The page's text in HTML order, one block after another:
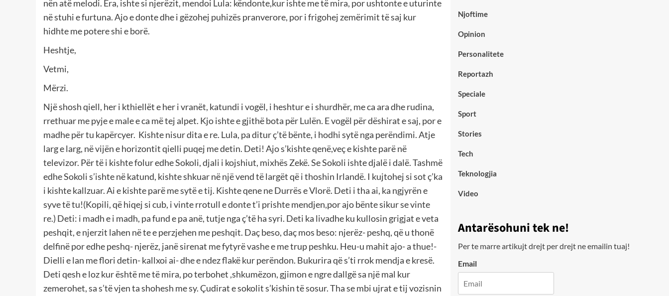
nën atë melodi. Era, ishte si njerëzit, mendoi Lula: këndonte,kur ishte me të mira, por ushtonte e uturinte
në stuhi e furtuna. Ajo e donte dhe i gëzohej puhizës pranverore, por i frigohej zemërimit të saj kur
hidhte me potere shi e borë.
Heshtje,
Vetmi,
Mërzi.
Një shosh qiell, her i kthiellët e her i vranët, katundi i vogël, i heshtur e i shurdhër, me ca ara dhe rudina,
rrethuar me pyje e male e ca më tej alpet. Kjo ishte e gjithë bota për Lulën. E vogël për dëshirat e saj, por e
madhe për tu kapërcyer. Kishte nisur dita e re. Lula, pa ditur ç’të bënte, i hodhi sytë nga perëndimi. Atje
larg e larg, në vijën e horizontit qielli puqej me detin. Deti! Ajo s’kishte qenë,veç e kishte parë në
televizor. Për të i kishte folur edhe Sokoli, djali i kojshiut, mixhës Zekë. Se Sokoli ishte djalë i dalë. Tashmë
edhe Sokoli s’ishte në katund, kishte shkuar në një vend të largët që i thoshin Irlandë. I kujtohej si sot ç’ka
i kishte kallzuar. Ai e kishte parë me sytë e tij. Kishte qene ne Durrës e Vlorë. Deti i tha ai, ka ngjyrën e
syve të tu!(Kopili, që hiqej si cub, i vinte rrotull e donte t’i prishte mendjen,por ajo bënte sikur se vinte
re.) Deti: i madh e i madh, pa fund e pa anë, tutje nga ç’të ha syri. Deti ka livadhe ku kullosin grigjat e veta
peshqit, e njerzit lahen në te e perzjehen me peshqit. Daç beso, daç mos beso: njerëz- peshq, që u thonë
delfinë por edhe peshq- njerëz, janë sirenat me fytyrë vashe e me trup peshku. Heu-u mahit ajo- a thue!-
Dielli e lan me flori detin- kallxoi ai- dhe e ndez flakë kur perëndon. Bukurira që s’ti rrok mendja e kresë.
Deti qesh e loz kur është me të mira, po terbohet ,shkumëzon, gjimon e ngre dallgë sa një mal kur
zemerohet, sa s’të vjen ta shohesh me sy. Çudirat e sokolit s’kishin të sosur. Tha se mbi ujrat e tij vozisnin
Njoftime
Opinion
Personalitete
Reportazh
Speciale
Sport
Stories
Tech
Teknologjia
Video
Antarësohuni tek ne!
Per te marre artikujt drejt per drejt ne emailin tuaj!
Email